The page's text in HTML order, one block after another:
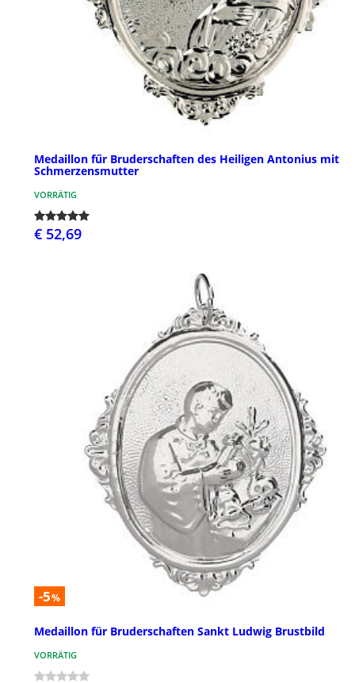
Medaillon fűr Bruderschaften des Heiligen Antonius mit
Schmerzensmutter
VORRÄTIG
€ 52,69
-5%
Medaillon für Bruderschaften Sankt Ludwig Brustbild
VORRÄTIG